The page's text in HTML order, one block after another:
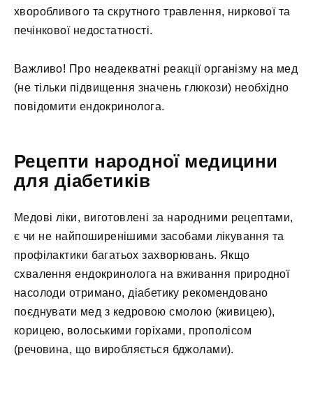
хворобливого та скрутного травлення, ниркової та
печінкової недостатності.
Важливо! Про неадекватні реакції організму на мед
(не тільки підвищення значень глюкози) необхідно
повідомити ендокринолога.
Рецепти народної медицини
для діабетиків
Медові ліки, виготовлені за народними рецептами,
є чи не найпоширенішими засобами лікування та
профілактики багатьох захворювань. Якщо
схвалення ендокринолога на вживання природної
насолоди отримано, діабетику рекомендовано
поєднувати мед з кедровою смолою (живицею),
корицею, волоськими горіхами, прополісом
(речовина, що виробляється бджолами).